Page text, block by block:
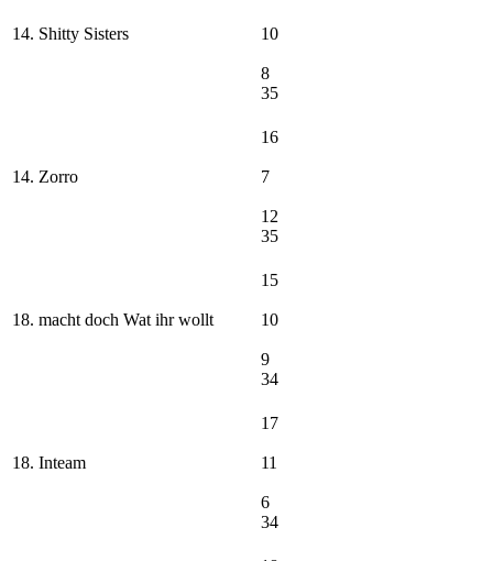
14. Shitty Sisters 10
8
35
14. Zorro
16
7
12
35
18. macht doch Wat ihr wollt
15
10
9
34
18. Inteam
17
11
6
34